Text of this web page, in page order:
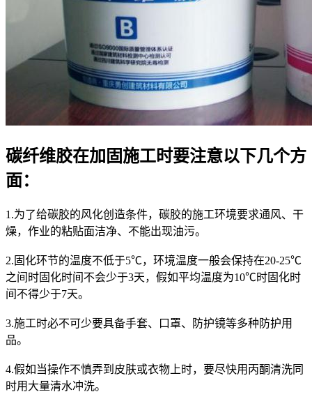
碳纤维胶在加固施工时要注意以下几个方
面：
1.为了给碳胶的风化创造条件，碳胶的施工环境要求通风、干
燥，作业的粘贴面洁净、不能出现油污。
2.固化环节的温度不低于5℃，环境温度一般会保持在20-25℃
之间时固化时间不会少于3天，假如平均温度为10℃时固化时
间不得少于7天。
3.施工时必不可少要具备手套、口罩、防护镜等多种防护用
品。
4.假如当操作不慎弄到皮肤或衣物上时，要尽快用丙酮清洗同
时用大量清水冲洗。